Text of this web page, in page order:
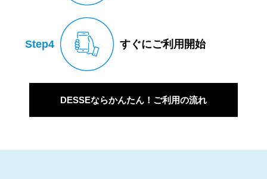
Step4 すぐにご利用開始
DESSEならかんたん！ご利用の流れ